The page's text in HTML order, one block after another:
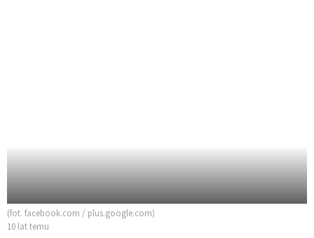
(fot. facebook.com / plus.google.com)
10 lat temu